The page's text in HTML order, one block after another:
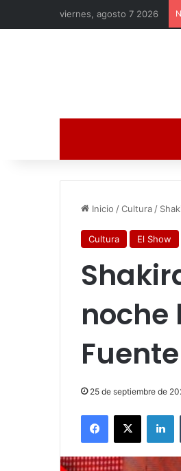
viernes, agosto 7 2026
Inicio /Cultura /
Cultura El Show
noche
Fuente
25 de septiembre de
Facebook
X